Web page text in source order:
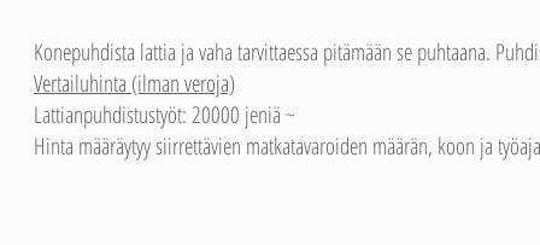
Konepuhdista lattia ja vaha tarvittaessa pitämään se puhtaana.
Vertailuhinta (ilman veroja)
Lattianpuhdistustyöt: 20000 jeniä ~
Hinta määräytyy siirrettävien matkatavaroiden määrän, koon ja